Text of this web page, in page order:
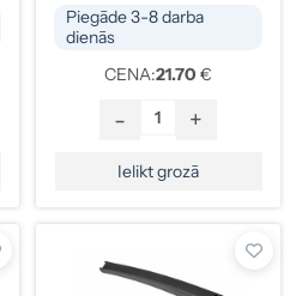
Piegāde 3-8 darba
dienās
CENA:21.70 €
- +
Ielikt grozā